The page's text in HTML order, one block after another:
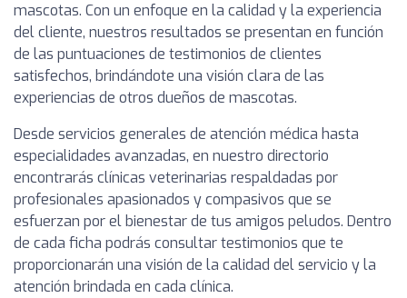
mascotas. Con un enfoque en la calidad y la experiencia
del cliente, nuestros resultados se presentan en función
de las puntuaciones de testimonios de clientes
satisfechos, brindándote una visión clara de las
experiencias de otros dueños de mascotas.
Desde servicios generales de atención médica hasta
especialidades avanzadas, en nuestro directorio
encontrarás clínicas veterinarias respaldadas por
profesionales apasionados y compasivos que se
esfuerzan por el bienestar de tus amigos peludos. Dentro
de cada ficha podrás consultar testimonios que te
proporcionarán una visión de la calidad del servicio y la
atención brindada en cada clínica.